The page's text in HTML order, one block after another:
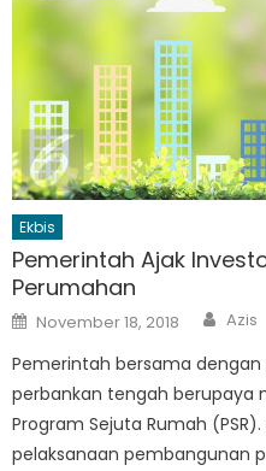
Ekbis
Pemerintah Ajak
Perumahan
Posted
on
November 18, 2018 Azis
Pemerintah bersama
perbankan tengah berupaya
Program Sejuta Rumah
pelaksanaan pembangunan